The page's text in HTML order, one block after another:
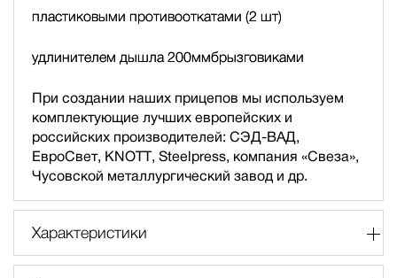
пластиковыми противооткатами (2 шт)
удлинителем дышла 200ммбрызговиками
При создании наших прицепов мы используем
комплектующие лучших европейских и
российских производителей: СЭД-ВАД,
ЕвроСвет, KNOTT, Steelpress, компания «Свеза»,
Чусовской металлургический завод и др.
Характеристики